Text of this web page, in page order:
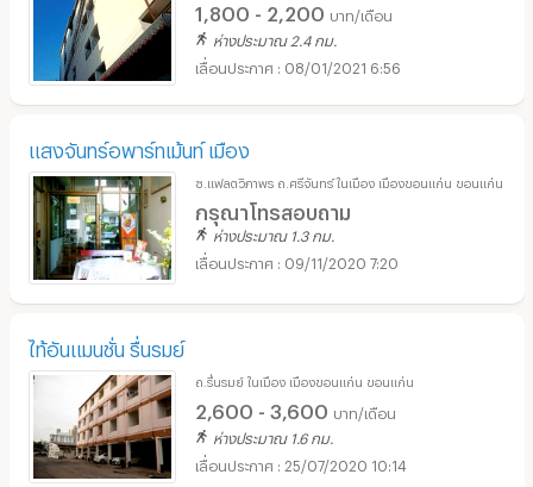
1,800 - 2,200 บาท/เดือน
ห่างประมาณ 2.4 กม.
08/01/2021 6:56
แสงจันทร์อพาร์ทเม้นท์ เมือง
ซ.แฟลตวิภาพร ถ.ศรีจันทร์ ในเมือง เมืองขอนแก่น ขอนแก่น
กรุณาโทรสอบถาม
ห่างประมาณ 1.3 กม.
09/11/2020 7:20
ไท้อันแมนชั่น รื่นรมย์
ถ.รื่นรมย์ ในเมือง เมืองขอนแก่น ขอนแก่น
2,600 - 3,600 บาท/เดือน
ห่างประมาณ 1.6 กม.
25/07/2020 10:14